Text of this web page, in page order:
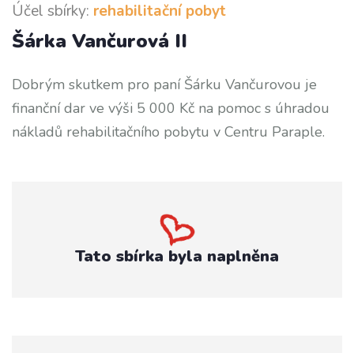
Účel sbírky: rehabilitační pobyt
Šárka Vančurová II
Dobrým skutkem pro paní Šárku Vančurovou je
finanční dar ve výši 5 000 Kč na pomoc s úhradou
nákladů rehabilitačního pobytu v Centru Paraple.
Tato sbírka byla naplněna